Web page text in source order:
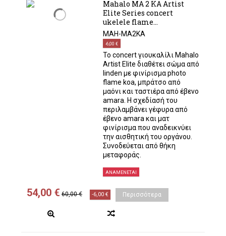
Mahalo MA 2 KA Artist
Elite Series concert
ukelele flame...
MAH-MA2KA
-6,00 €
Το concert γιουκαλίλι Mahalo
Artist Elite διαθέτει σώμα από
linden με φινίρισμα photo
flame koa, μπράτσο από
μαόνι και ταστιέρα από έβενο
amara. Η σχεδίασή του
περιλαμβάνει γέφυρα από
έβενο amara και ματ
φινίρισμα που αναδεικνύει
την αισθητική του οργάνου.
Συνοδεύεται από θήκη
μεταφοράς.
ΑΝΑΜΈΝΕΤΑΙ
54,00 € 60,00 € -6,00 € Περισσότερα